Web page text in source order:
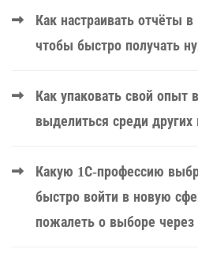
Как настраивать отчёты
чтобы быстро получать
Как упаковать свой опыт
выделиться среди других
Какую 1С-профессию
быстро войти в новую
пожалеть о выборе через